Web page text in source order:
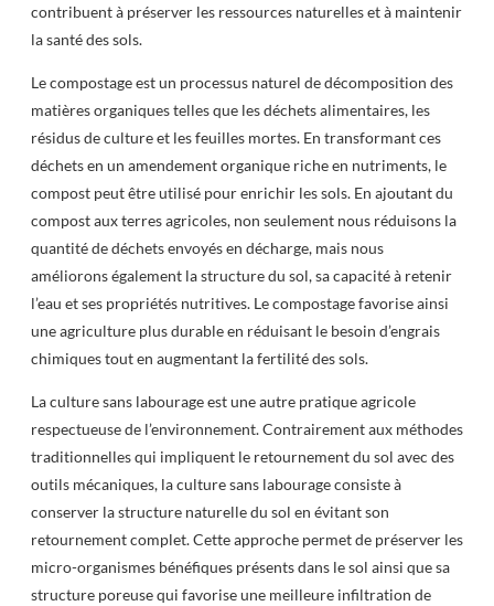
contribuent à préserver les ressources naturelles et à maintenir
la santé des sols.
Le compostage est un processus naturel de décomposition des
matières organiques telles que les déchets alimentaires, les
résidus de culture et les feuilles mortes. En transformant ces
déchets en un amendement organique riche en nutriments, le
compost peut être utilisé pour enrichir les sols. En ajoutant du
compost aux terres agricoles, non seulement nous réduisons la
quantité de déchets envoyés en décharge, mais nous
améliorons également la structure du sol, sa capacité à retenir
l’eau et ses propriétés nutritives. Le compostage favorise ainsi
une agriculture plus durable en réduisant le besoin d’engrais
chimiques tout en augmentant la fertilité des sols.
La culture sans labourage est une autre pratique agricole
respectueuse de l’environnement. Contrairement aux méthodes
traditionnelles qui impliquent le retournement du sol avec des
outils mécaniques, la culture sans labourage consiste à
conserver la structure naturelle du sol en évitant son
retournement complet. Cette approche permet de préserver les
micro-organismes bénéfiques présents dans le sol ainsi que sa
structure poreuse qui favorise une meilleure infiltration de